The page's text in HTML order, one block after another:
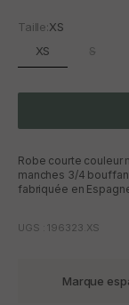
Taille:XS
XS S
Robe courte couleur
manches 3/4
fabriquée en
UGS : 196323.XS
Marque